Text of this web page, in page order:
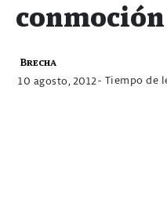
conmoción
Brecha
10 agosto, 2012- Tiempo de